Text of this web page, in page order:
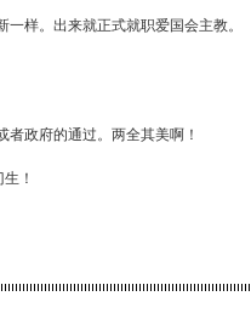
样。出来就正式就职爱国会主教。
政府的通过。两全其美啊！
！